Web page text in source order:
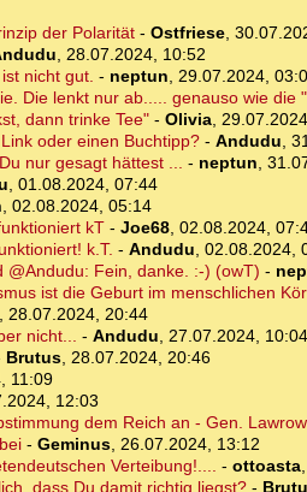
der Polarität- Ostfriese,
, 28.07.2024, 10:52
nicht gut. - neptun, 29.07.2024,
Die lenkt nur ab..... genauso wie
dann trinke Tee" - Olivia,
oder einen Buchtipp?- Andudu,
nur gesagt hättest ... - neptun,
, 01.08.2024, 07:44
, 02.08.2024, 05:14
kT- Joe68, 02.08.2024,
k.T. - Andudu, 02.08.2024,
@Andudu: Fein, danke. :-) (owT) -
ist die Geburt im menschlichen
, 28.07.2024, 20:44
nicht... - Andudu, 27.07.2024, 10:04
Brutus, 28.07.2024, 20:46
11:09
12:03
dem Reich an - Gen.
- Geminus, 26.07.2024, 13:12
Verteibung!.... - ottoasta,
dass Du damit richtig liegst?-